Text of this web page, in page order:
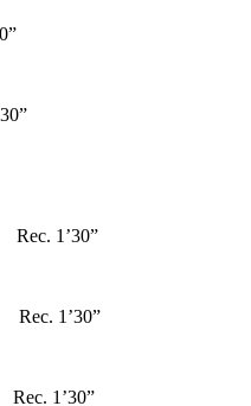
1’30”
1’30”
1’30”